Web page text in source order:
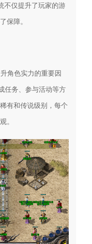
不仅提升了玩家的游
保障。
角色实力的重要因
任务、参与活动等方
有和传说级别，每个
。